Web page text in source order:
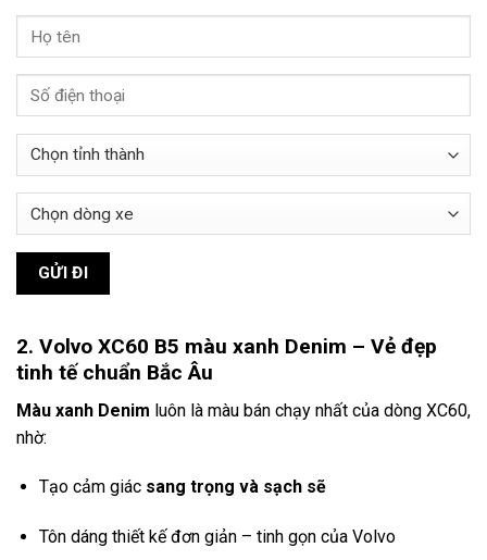
2. Volvo XC60 B5 màu xanh Denim – Vẻ đẹp
tinh tế chuẩn Bắc Âu
Màu xanh Denim luôn là màu bán chạy nhất của dòng XC60,
nhờ:
Tạo cảm giác sang trọng và sạch sẽ
Tôn dáng thiết kế đơn giản – tinh gọn của Volvo